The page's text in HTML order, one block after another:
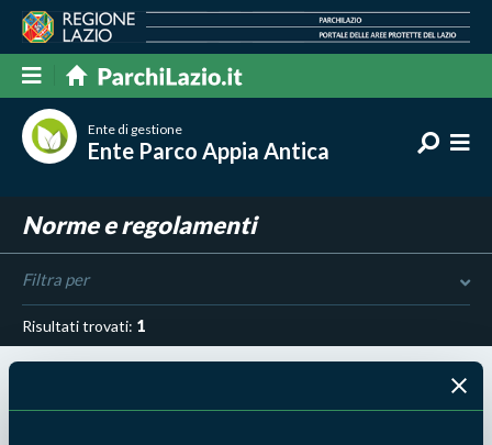
Ente di gestione
Ente Parco Appia Antica
Norme e regolamenti
Filtra per
Risultati trovati: 1